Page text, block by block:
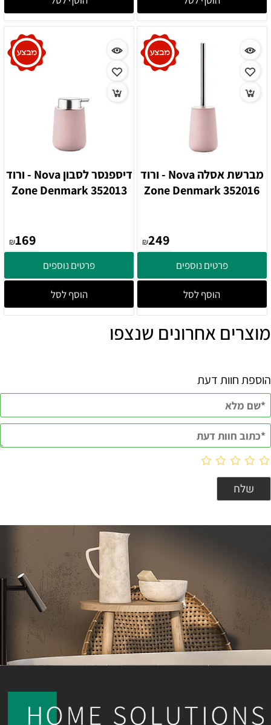
מברשת אסלה Nova - ורוד
352016 Zone Denmark
₪249
פרטים נוספים
הוסף לסל
דיספנסר לסבון Nova - ורוד
352013 Zone Denmark
₪169
פרטים נוספים
הוסף לסל
מוצרים אחרונים שנצפו
הוספת חוות דעת